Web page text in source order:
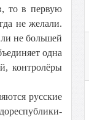
то в первую
не желали.
не большей
одна
контролёры
русские